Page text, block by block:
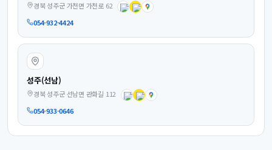
경북 성주군 가천면 가천로 62
054-932-4424
성주(선남)
경북 성주군 선남면 관화길 112
054-933-0646